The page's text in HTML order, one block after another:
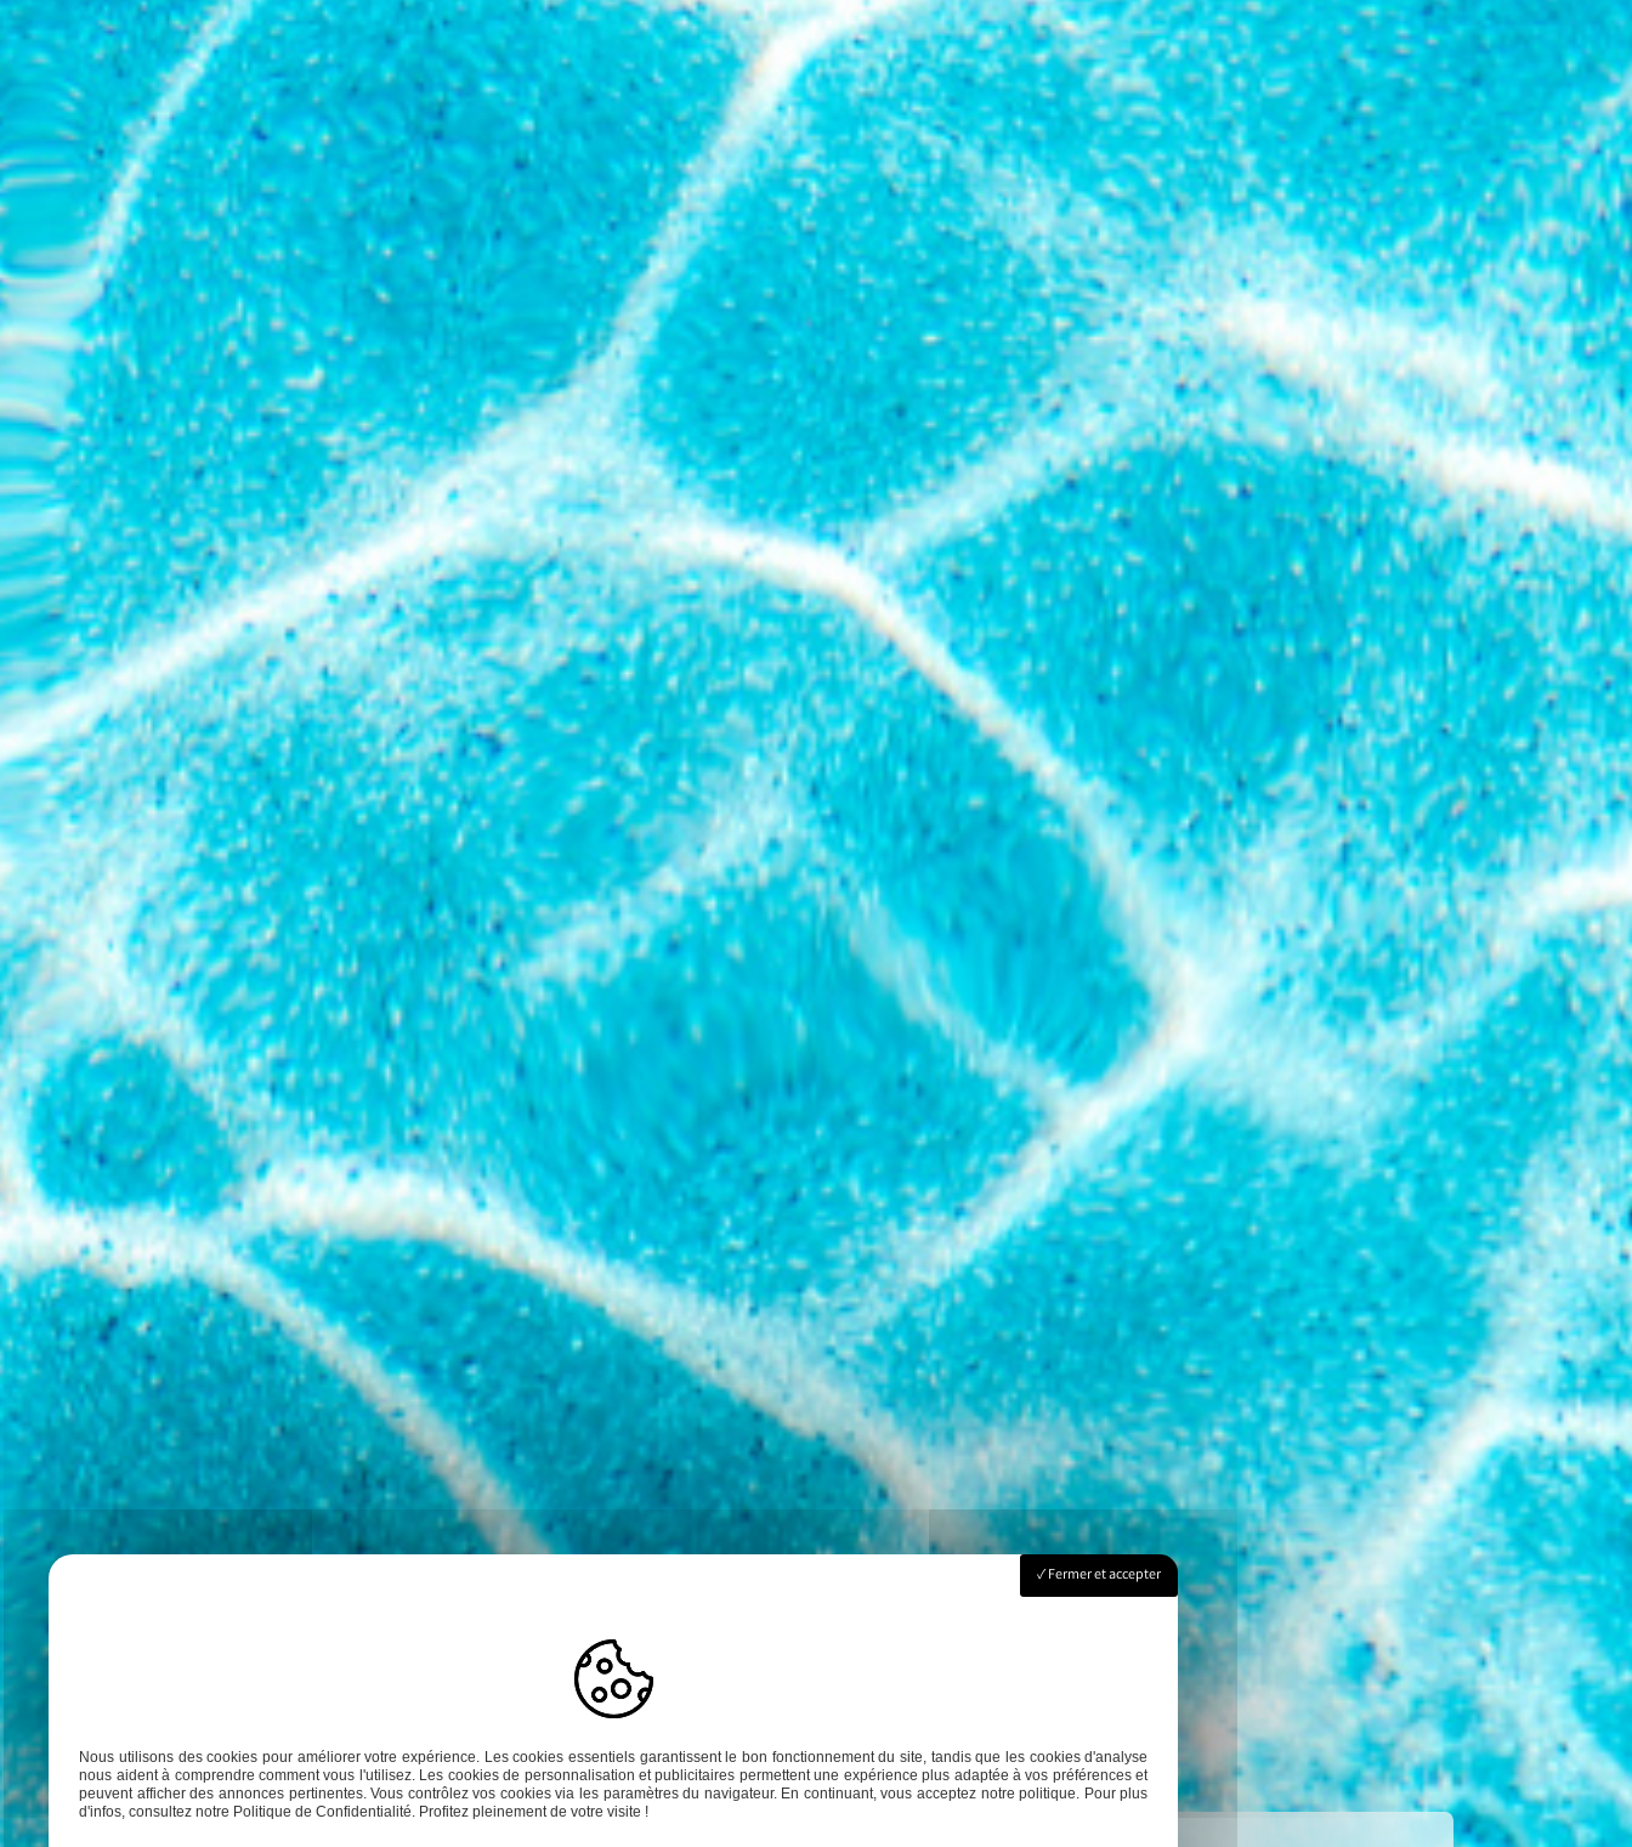
Fermer et accepter
Nous utilisons des cookies pour améliorer votre expérience. Les cookies essentiels garantissent le bon fonctionnement du site, tandis que les cookies d'analyse
nous aident à comprendre comment vous l'utilisez. Les cookies de personnalisation et publicitaires permettent une expérience plus adaptée à vos préférences et
peuvent afficher des annonces pertinentes. Vous contrôlez vos cookies via les paramètres du navigateur. En continuant, vous acceptez notre politique. Pour plus
d'infos, consultez notre Politique de Confidentialité. Profitez pleinement de votre visite !